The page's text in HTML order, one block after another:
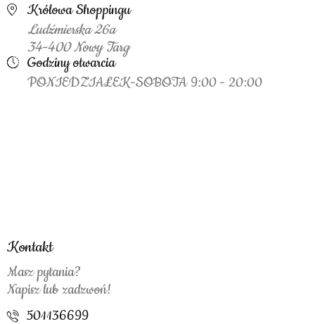
Królowa Shoppingu
Ludźmierska 26a
34-400 Nowy Targ
Godziny otwarcia
PONIEDZIAŁEK-SOBOTA 9:00 - 20:00
Kontakt
Masz pytania?
Napisz lub zadzwoń!
501136699